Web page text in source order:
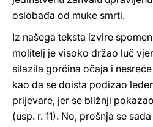
oslobađa od muke smrti.
Iz našega teksta izvire
molitelj je visoko držao luč
silazila gorčina očaja i nesreće
kao da se doista podizao
prijevare, jer se bližnji
(usp. r. 11). No, prošnja se